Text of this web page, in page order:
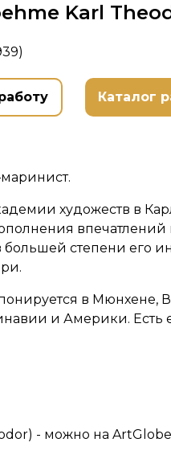
Karl
Каталог
художеств в
степени его
в Мюнхене,
и Америки. Есть
- можно на